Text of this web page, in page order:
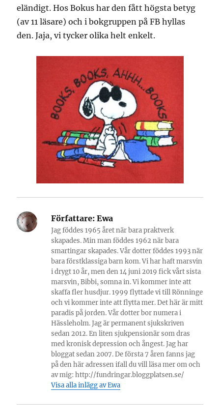
eländigt. Hos Bokus har den fått högsta betyg
(av 11 läsare) och i bokgruppen på FB hyllas
den. Jaja, vi tycker olika helt enkelt.
Författare: Ewa
Jag föddes 1965 året när bara praktverk
skapades. Min man föddes 1962 när bara
smartingar skapades. Vår dotter föddes 1993 när
bara förstklassiga barn kom. Vi har haft marsvin
i drygt 10 år, men den 14 juni 2019 fick vårt sista
marsvin, Bibbi, somna in. Vi kommer inte att
skaffa fler husdjur. 1999 flyttade vi till Rönninge
och vi kommer inte att flytta mer. Det här är mitt
paradis på jorden. Vår dotter bor numera i
Hässleholm. Jag är permanent sjukskriven
sedan 2012. En liten sjukpensionär som dras
med kronisk depression och ångest. Jag har
bloggat sedan 2007. De första 7 åren fanns jag
på den här adressen ifall du vill läsa mer om och
av mig: http://fundringar.bloggplatsen.se/
Visa alla inlägg av Ewa